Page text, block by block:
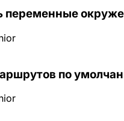
переменные
по